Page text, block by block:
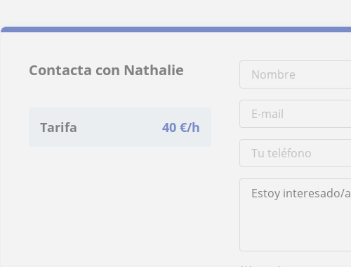
Contacta con Nathalie
Tarifa 40 €/h
Al hacer clic, aceptas nuestro